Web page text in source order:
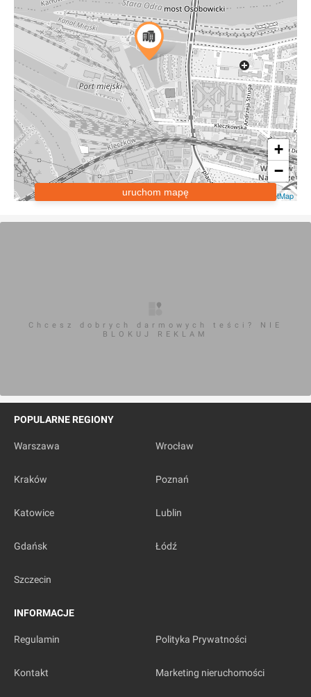
+
−
OpenStreetMap
uruchom mapę
Chcesz dobrych darmowych teści? NIE
BLOKUJ REKLAM
POPULARNE REGIONY
Warszawa Wrocław
Kraków Poznań
Katowice Lublin
Gdańsk Łódź
Szczecin
INFORMACJE
Regulamin Polityka Prywatności
Kontakt Marketing nieruchomości